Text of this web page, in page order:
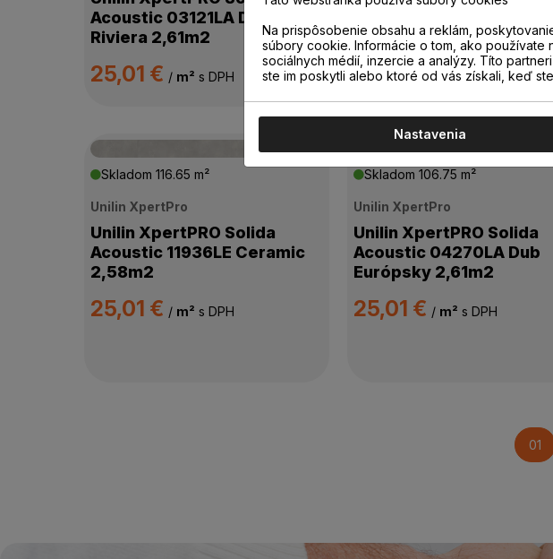
Acoustic 03121LA Dub
Riviera 2,61m2
25,01 € / m² s DPH
Wembley
40,00 € /m² s DPH
Skladom116.65 m²
Unilin XpertPro
Unilin XpertPRO Solida
Acoustic 11936LE Ceramic
2,58m2
25,01 € / m² s DPH
Skladom106.75 m²
Unilin XpertPro
Unilin XpertPRO Solida
Acoustic 04270LA Dub
Európsky 2,61m2
25,01 € / m² s DPH
01
Na prispôsobenie obsahu a reklám,
súbory cookie. Informácie o tom, ako používate
sociálnych médií, inzercie a analýzy. Títo
ste im poskytli alebo ktoré od vás získali, keď
Nastavenia